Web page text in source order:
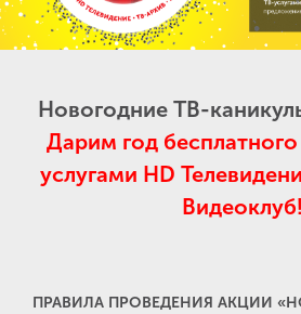
Новогодние ТВ-
Дарим год
услугами HD
Видеоклуб!
ПРАВИЛА ПРОВЕДЕНИЯ АКЦИИ